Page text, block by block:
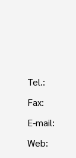
Tel.:
Fax:
E-mail:
Web: